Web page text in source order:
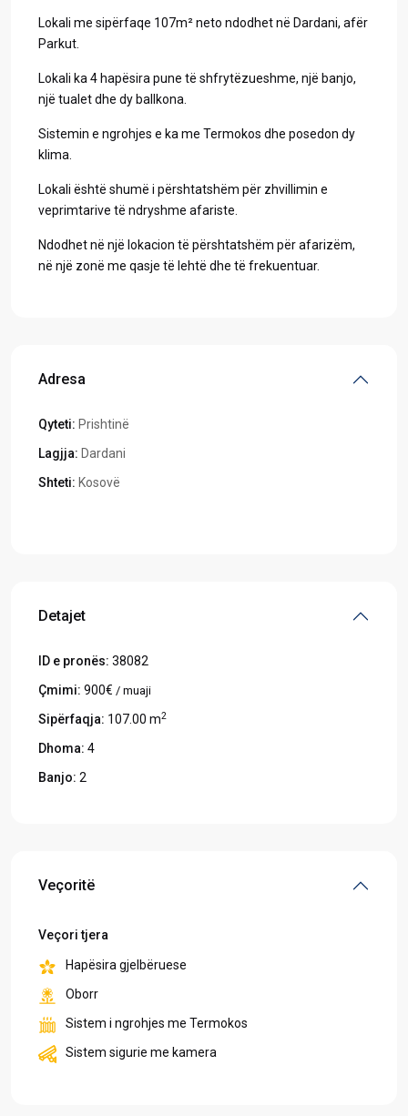
Lokali me sipërfaqe 107m² neto ndodhet në Dardani, afër
Parkut.
Lokali ka 4 hapësira pune të shfrytëzueshme, një banjo,
një tualet dhe dy ballkona.
Sistemin e ngrohjes e ka me Termokos dhe posedon dy
klima.
Lokali është shumë i përshtatshëm për zhvillimin e
veprimtarive të ndryshme afariste.
​Ndodhet në një lokacion të përshtatshëm për afarizëm,
në një zonë me qasje të lehtë dhe të frekuentuar.
Adresa
Qyteti: Prishtinë
Lagjja: Dardani
Shteti: Kosovë
Detajet
ID e pronës: 38082
Çmimi: 900€ / muaji
Sipërfaqja: 107.00 m2
Dhoma: 4
Banjo: 2
Veçoritë
Veçori tjera
Hapësira gjelbëruese
Oborr
Sistem i ngrohjes me Termokos
Sistem sigurie me kamera